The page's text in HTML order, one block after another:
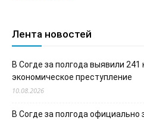
Лента новостей
В Согде за полгода выявили 241
экономическое преступление
10.08.2026
В Согде за полгода официально